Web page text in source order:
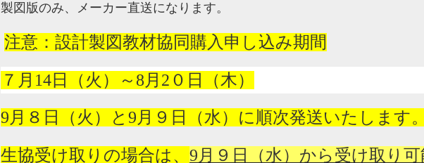
製図版のみ、メーカー直送になります。
注意：設計製図教材協同購入申し込み期間
７月 14日（火）～ 8 月 2 ０日（木）
9 月８日（火）と 9 月９日（水）に順次発送いたします。
生協受け取りの場合は、 9 月９日（水）から受け取り可